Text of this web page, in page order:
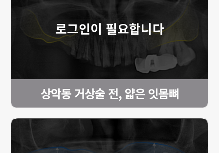
로그인이 필요합니다
상악동 거상술 전, 얇은 잇몸뼈